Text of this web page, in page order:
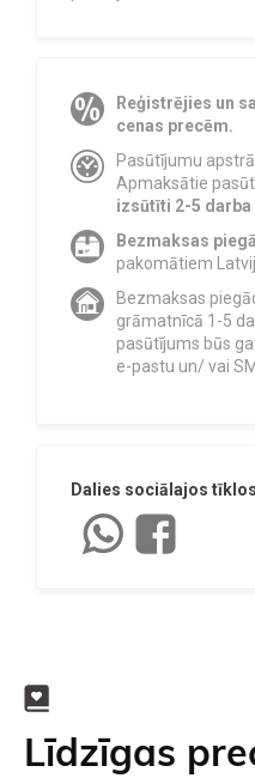
Reģistrējies un
cenas precēm.
Pasūtījumu
Apmaksātie
izsūtīti 2-5 darba
Bezmaksas
pakomātiem
Bezmaksas
grāmatnīcā 1-5
pasūtījums būs
e-pastu un/ vai
Dalies sociālajos
Līdzīgas